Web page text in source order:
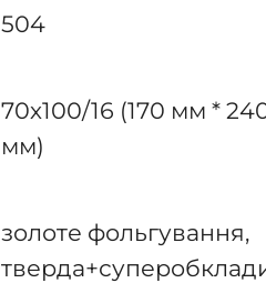
504
70х100/16 (170 мм *
мм)
золоте фольгування,